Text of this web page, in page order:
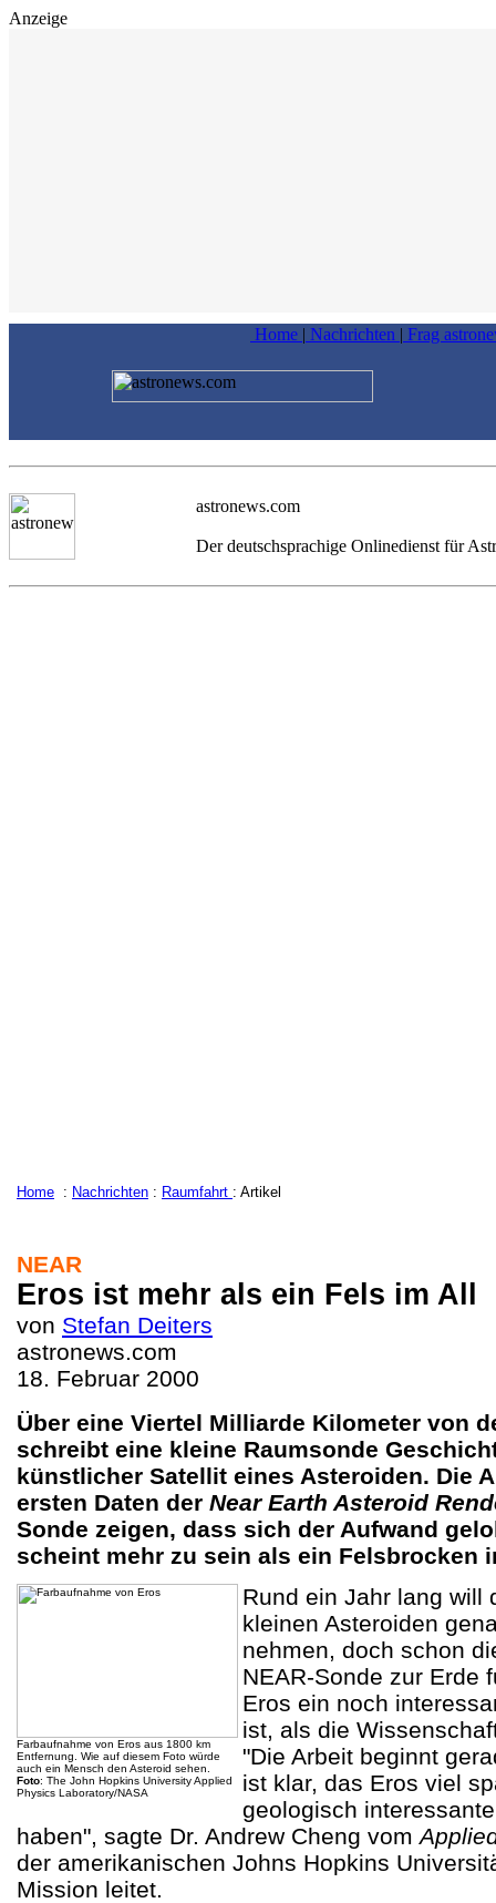
Anzeige
Home | Nachrichten | Frag
astronews.com
Der deutschsprachige Onlinedienst für
Home : Nachrichten : Raumfahrt : Artikel
NEAR
Eros ist mehr als ein Fels im All
von Stefan Deiters
astronews.com
18. Februar 2000
Über eine Viertel Milliarde Kilometer von
schreibt eine kleine Raumsonde
künstlicher Satellit eines Asteroiden. Die
ersten Daten der Near Earth Asteroid
Sonde zeigen, dass sich der Aufwand
scheint mehr zu sein als ein Felsbrocken
Farbaufnahme von Eros aus 1800 km
Entfernung. Wie auf diesem Foto würde
auch ein Mensch den Asteroid sehen.
Foto: The John Hopkins University Applied
Physics Laboratory/NASA
Rund ein Jahr lang will
kleinen Asteroiden
nehmen, doch schon
NEAR-Sonde zur Erde
Eros ein noch
ist, als die
"Die Arbeit beginnt
ist klar, das Eros viel
geologisch
haben", sagte Dr. Andrew Cheng vom
der amerikanischen Johns Hopkins
Mission leitet.